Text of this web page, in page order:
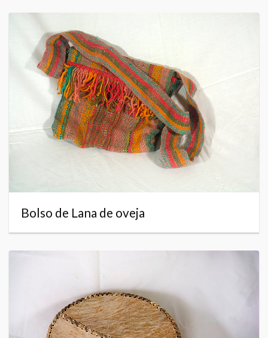
Bolso de Lana de oveja